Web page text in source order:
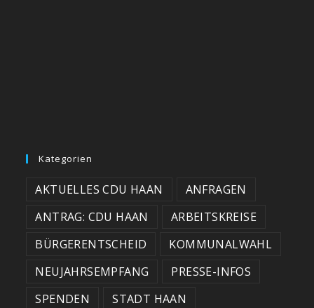
Kategorien
AKTUELLES CDU HAAN
ANFRAGEN
ANTRAG: CDU HAAN
ARBEITSKREISE
BÜRGERENTSCHEID
KOMMUNALWAHL
NEUJAHRSEMPFANG
PRESSE-INFOS
SPENDEN
STADT HAAN